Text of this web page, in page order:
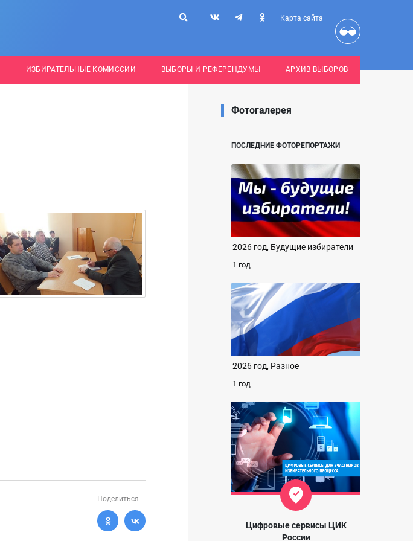
Карта сайта
ИЗБИРАТЕЛЬНЫЕ КОМИССИИ ВЫБОРЫ И РЕФЕРЕНДУМЫ АРХИВ ВЫБОРОВ
Поделиться
Фотогалерея
ПОСЛЕДНИЕ ФОТОРЕПОРТАЖИ
2026 год, Будущие избиратели
1 год
2026 год, Разное
1 год
Цифровые сервисы ЦИК
России